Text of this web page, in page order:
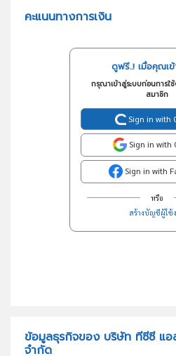
คะแนนทางการเงิน
ดูฟรี..! เมื่อคุณเข้
กรุณาเข้าสู่ระบบก่อนการใ
สมาชิก
Sign in with
Sign in with
Sign in with
หรือ
สร้างบัญชีผู้ใช้
ข้อมูลธุรกิจของ บริษัท ทีซีซี แอ
จำกัด